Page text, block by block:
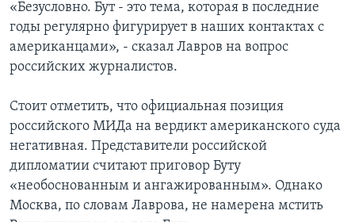
«Безусловно. Бут - это тема, которая в последние
годы регулярно фигурирует в наших контактах с
американцами», - сказал Лавров на вопрос
российских журналистов.
Стоит отметить, что официальная позиция
российского МИДа на вердикт американского суда
негативная. Представители российской
дипломатии считают приговор Буту
«необоснованным и ангажированным». Однако
Москва, по словам Лаврова, не намерена мстить